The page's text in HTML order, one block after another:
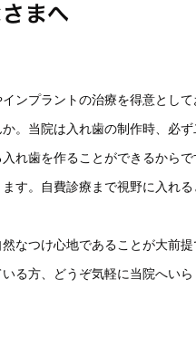
まへ
ンプラントの治療を得意として
。当院は入れ歯の制作時、必
れ歯を作ることができるからで
す。自費診療まで視野に入れ
なつけ心地であることが大前
る方、どうぞ気軽に当院へい